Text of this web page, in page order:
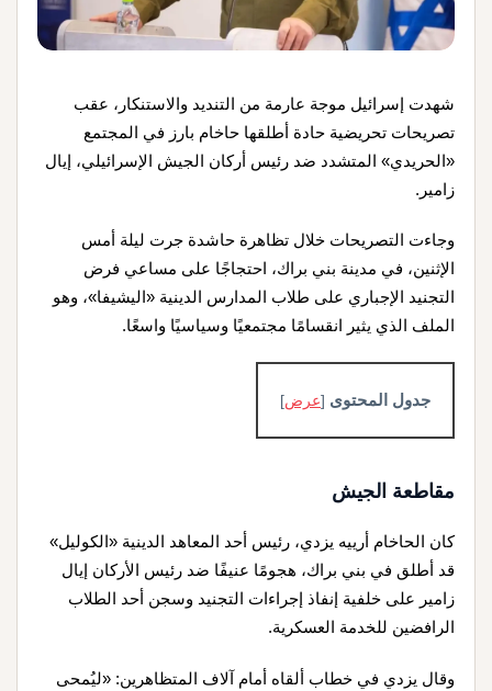
شهدت إسرائيل موجة عارمة من التنديد والاستنكار، عقب
تصريحات تحريضية حادة أطلقها حاخام بارز في المجتمع
«الحريدي» المتشدد ضد رئيس أركان الجيش الإسرائيلي، إيال
زامير.
وجاءت التصريحات خلال تظاهرة حاشدة جرت ليلة أمس
الإثنين، في مدينة بني براك، احتجاجًا على مساعي فرض
التجنيد الإجباري على طلاب المدارس الدينية «اليشيفا»، وهو
الملف الذي يثير انقسامًا مجتمعيًا وسياسيًا واسعًا.
جدول المحتوى [عرض]
مقاطعة الجيش
كان الحاخام أرييه يزدي، رئيس أحد المعاهد الدينية «الكوليل»
قد أطلق في بني براك، هجومًا عنيفًا ضد رئيس الأركان إيال
زامير على خلفية إنفاذ إجراءات التجنيد وسجن أحد الطلاب
الرافضين للخدمة العسكرية.
وقال يزدي في خطاب ألقاه أمام آلاف المتظاهرين: «ليُمحى